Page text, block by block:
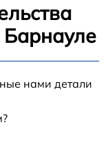
Барнауле
нами детали